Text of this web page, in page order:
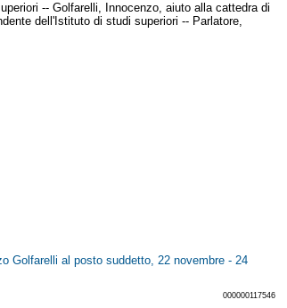
-- Golfarelli, Innocenzo, aiuto alla cattedra di
dell'Istituto di studi superiori -- Parlatore,
Golfarelli al posto suddetto, 22 novembre - 24
000000117546